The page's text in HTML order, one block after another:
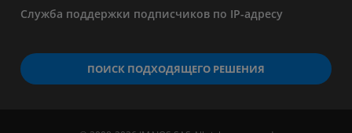
Служба поддержки подписчиков по IP-адресу
ПОИСК ПОДХОДЯЩЕГО РЕШЕНИЯ